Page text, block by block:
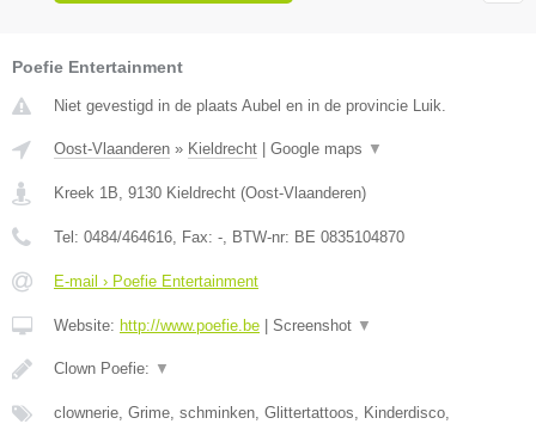
Poefie Entertainment
Niet gevestigd in de plaats Aubel en in de provincie Luik.
Oost-Vlaanderen » Kieldrecht Google maps ▼
Kreek 1B, 9130 Kieldrecht (Oost-Vlaanderen)
Tel: 0484/464616, Fax: -, BTW-nr: BE 0835104870
E-mail › Poefie Entertainment
Website: http://www.poefie.be Screenshot ▼
Clown Poefie: ▼
clownerie, Grime, schminken, Glittertattoos, Kinderdisco,